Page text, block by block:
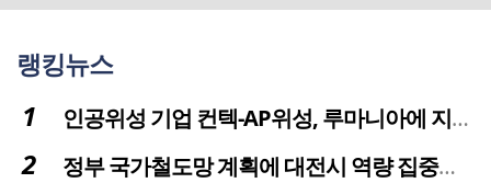
랭킹뉴스
인공위성 기업 컨텍-AP위성, 루마니아에 지상국 시스템 전수
정부 국가철도망 계획에 대전시 역량 집중해야